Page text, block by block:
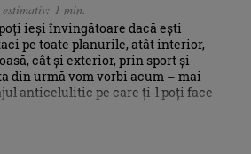
1 min.
ieși învingătoare dacă ești
pe toate planurile, atât interior,
cât și exterior, prin sport și
din urmă vom vorbi acum – mai
anticelulitic pe care ți-l poți face